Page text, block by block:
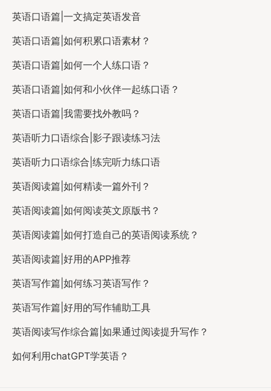
英语口语篇|一文搞定英语发音
英语口语篇|如何积累口语素材？
英语口语篇|如何一个人练口语？
英语口语篇|如何和小伙伴一起练口语？
英语口语篇|我需要找外教吗？
英语听力口语综合|影子跟读练习法
英语听力口语综合|练完听力练口语
英语阅读篇|如何精读一篇外刊？
英语阅读篇|如何阅读英文原版书？
英语阅读篇|如何打造自己的英语阅读系统？
英语阅读篇|好用的APP推荐
英语写作篇|如何练习英语写作？
英语写作篇|好用的写作辅助工具
英语阅读写作综合篇|如果通过阅读提升写作？
如何利用chatGPT学英语？